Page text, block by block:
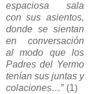
espaciosa sala
con sus asientos,
donde se sientan
en conversación
al modo que los
Padres del Yermo
tenían sus juntas y
colaciones…” (1)